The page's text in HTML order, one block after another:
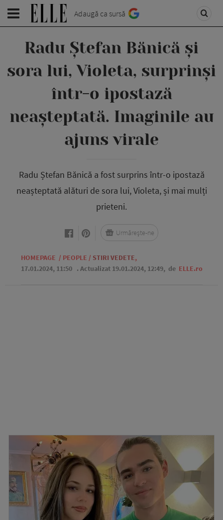
Adaugă ca sursă
Radu Ștefan Bănică și
sora lui, Violeta, surprinși
într-o ipostază
neașteptată. Imaginile au
ajuns virale
Radu Ștefan Bănică a fost surprins într-o ipostază
neașteptată alături de sora lui, Violeta, și mai mulți
prieteni.
HOMEPAGE / PEOPLE / STIRI VEDETE,
17.01.2024, 11:50 . Actualizat 19.01.2024, 12:49, de ELLE.ro
Urmărește-ne